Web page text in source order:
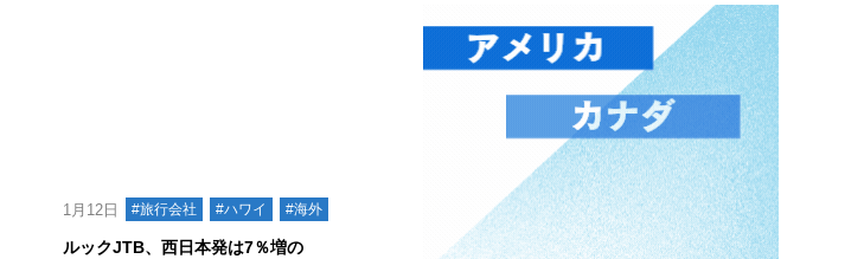
1月12日 #旅行会社 #ハワイ #海外
ルックJTB、西日本発は7％増の